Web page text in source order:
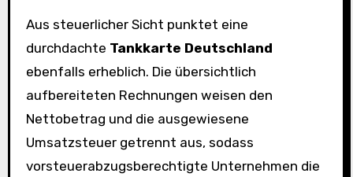
Aus steuerlicher Sicht punktet eine
durchdachte Tankkarte Deutschland
ebenfalls erheblich. Die übersichtlich
aufbereiteten Rechnungen weisen den
Nettobetrag und die ausgewiesene
Umsatzsteuer getrennt aus, sodass
vorsteuerabzugsberechtigte Unternehmen die